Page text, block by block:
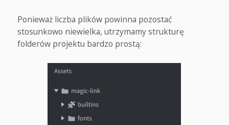
Ponieważ liczba plików powinna pozostać
stosunkowo niewielka, utrzymamy strukturę
folderów projektu bardzo prostą: